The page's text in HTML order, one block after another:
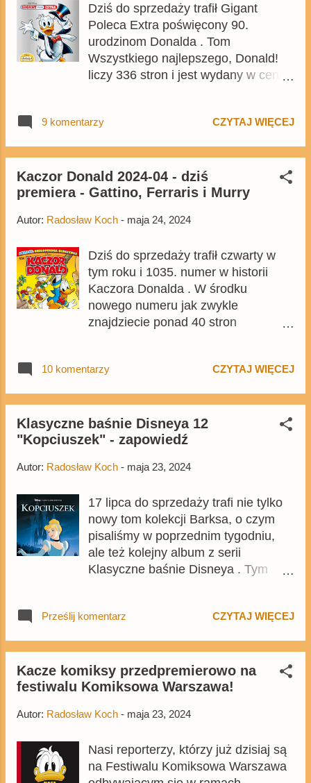
Dziś do sprzedaży trafił Gigant
Poleca Extra poświęcony 90.
urodzinom Donalda . Tom
Wszystkiego najlepszego, Donald!
liczy 336 stron i jest wydany w cenie
komiksów z Donaldem w roli
urodzinowe tomy. Komiks jest też
dostępny na Egmont.pl . Wydanie
jest oparte na najnowszym tomie
, niemieckiej serii poświęconej
9 komentarzy CZYTAJ WIĘCEJ
Kaczor Donald 2024-04 - dziś
premiera - Gattino, Ferraris i Murry
Autor: Radosław Koch - maja 24, 2024
Dziś do sprzedaży trafił czwarty w
tym roku i 1035. numer w historii
Kaczora Donalda . W środku
nowego numeru jak zwykle
znajdziecie ponad 40 stron
dwóch cenionych twórców z
Numer jest oparty na dwudziestym
pierwszym tegorocznym norweskim
Donald Duck , Poza kioskami pismo
- na Egmont.pl
10 komentarzy CZYTAJ WIĘCEJ
Klasyczne baśnie Disneya 12
"Kopciuszek" - zapowiedź
Autor: Radosław Koch - maja 23, 2024
17 lipca do sprzedaży trafi nie tylko
nowy tom kolekcji Barksa, o czym
pisaliśmy w poprzednim tygodniu,
ale też kolejny album z serii
Klasyczne baśnie Disneya . Tym
roku - Kopciuszek . Komiks można
Prześlij komentarz CZYTAJ WIĘCEJ
Kacze komiksy przedpremierowo na
festiwalu Komiksowa Warszawa!
Autor: Radosław Koch - maja 23, 2024
Nasi reporterzy, którzy już dzisiaj są
na Festiwalu Komiksowa Warszawa